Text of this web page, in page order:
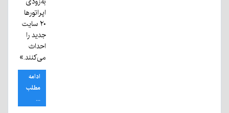
اپراتورها
۲۰ سایت
جدید را
احداث
می‌کنند.»
ادامه
مطلب
...